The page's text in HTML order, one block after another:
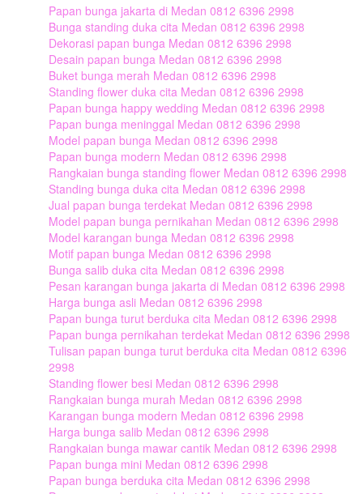
Papan bunga jakarta di Medan 0812 6396 2998
Bunga standing duka cita Medan 0812 6396 2998
Dekorasi papan bunga Medan 0812 6396 2998
Desain papan bunga Medan 0812 6396 2998
Buket bunga merah Medan 0812 6396 2998
Standing flower duka cita Medan 0812 6396 2998
Papan bunga happy wedding Medan 0812 6396 2998
Papan bunga meninggal Medan 0812 6396 2998
Model papan bunga Medan 0812 6396 2998
Papan bunga modern Medan 0812 6396 2998
Rangkaian bunga standing flower Medan 0812 6396 2998
Standing bunga duka cita Medan 0812 6396 2998
Jual papan bunga terdekat Medan 0812 6396 2998
Model papan bunga pernikahan Medan 0812 6396 2998
Model karangan bunga Medan 0812 6396 2998
Motif papan bunga Medan 0812 6396 2998
Bunga salib duka cita Medan 0812 6396 2998
Pesan karangan bunga jakarta di Medan 0812 6396 2998
Harga bunga asli Medan 0812 6396 2998
Papan bunga turut berduka cita Medan 0812 6396 2998
Papan bunga pernikahan terdekat Medan 0812 6396 2998
Tulisan papan bunga turut berduka cita Medan 0812 6396
2998
Standing flower besi Medan 0812 6396 2998
Rangkaian bunga murah Medan 0812 6396 2998
Karangan bunga modern Medan 0812 6396 2998
Harga bunga salib Medan 0812 6396 2998
Rangkaian bunga mawar cantik Medan 0812 6396 2998
Papan bunga mini Medan 0812 6396 2998
Papan bunga berduka cita Medan 0812 6396 2998